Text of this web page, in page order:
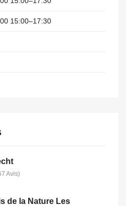
15:00–17:30
Avis)
de la Nature Les